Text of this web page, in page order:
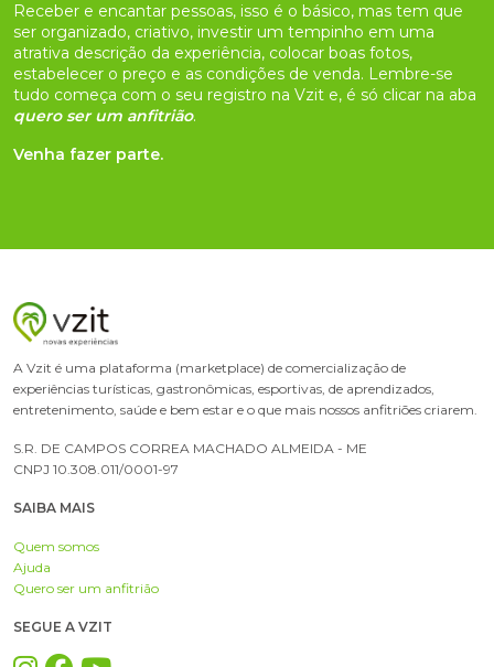
Receber e encantar pessoas, isso é o básico, mas tem que
ser organizado, criativo, investir um tempinho em uma
atrativa descrição da experiência, colocar boas fotos,
estabelecer o preço e as condições de venda. Lembre-se
tudo começa com o seu registro na Vzit e, é só clicar na aba
quero ser um anfitrião.
Venha fazer parte.
A Vzit é uma plataforma (marketplace) de comercialização de
experiências turísticas, gastronômicas, esportivas, de aprendizados,
entretenimento, saúde e bem estar e o que mais nossos anfitriões criarem.
S.R. DE CAMPOS CORREA MACHADO ALMEIDA - ME
CNPJ 10.308.011/0001-97
SAIBA MAIS
Quem somos
Ajuda
Quero ser um anfitrião
SEGUE A VZIT